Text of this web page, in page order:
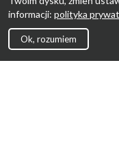
informacji: polityka
Ok, rozumiem